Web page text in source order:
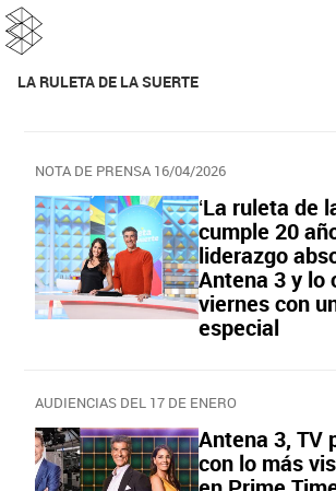
LA RULETA DE LA SUERTE
NOTA DE PRENSA 16/04/2026
‘La ruleta de
cumple 20
liderazgo
Antena 3 y lo
viernes con
especial
AUDIENCIAS DEL 17 DE ENERO
Antena 3, TV
con lo más